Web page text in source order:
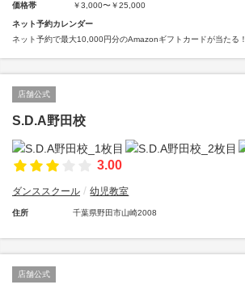
価格帯
￥3,000〜￥25,000
ネット予約カレンダー
ネット予約で最大10,000円分のAmazonギフトカードが当たる！
店舗公式
S.D.A野田校
3.00
ダンススクール 幼児教室
住所 千葉県野田市山崎2008
店舗公式